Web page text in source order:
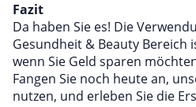
Fazit
Da haben Sie es! Die
Gesundheit & Beauty Bereich
wenn Sie Geld sparen
Fangen Sie noch heute an,
nutzen, und erleben Sie die